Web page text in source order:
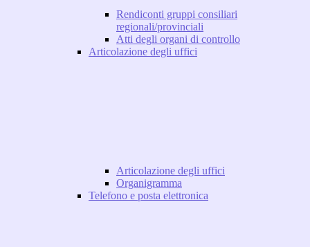
Rendiconti gruppi consiliari
regionali/provinciali
Atti degli organi di controllo
Articolazione degli uffici
Articolazione degli uffici
Organigramma
Telefono e posta elettronica